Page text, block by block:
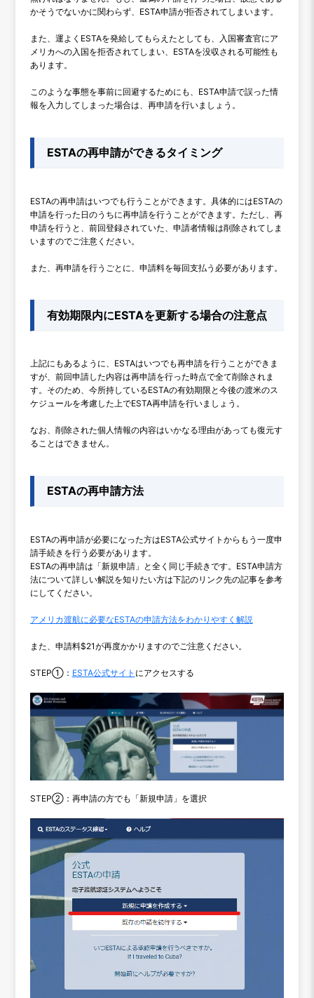
かそうでないかに関わらず、ESTA申請が拒否されてしまいます。
また、運よくESTAを発給してもらえたとしても、入国審査官にア
メリカへの入国を拒否されてしまい、ESTAを没収される可能性も
あります。
このような事態を事前に回避するためにも、ESTA申請で誤った情
報を入力してしまった場合は、再申請を行いましょう。
ESTAの再申請ができるタイミング
ESTAの再申請はいつでも行うことができます。具体的にはESTAの
申請を行った日のうちに再申請を行うことができます。ただし、再
申請を行うと、前回登録されていた、申請者情報は削除されてしま
いますのでご注意ください。
また、再申請を行うごとに、申請料を毎回支払う必要があります。
有効期限内にESTAを更新する場合の注意点
上記にもあるように、ESTAはいつでも再申請を行うことができま
すが、前回申請した内容は再申請を行った時点で全て削除されま
す。そのため、今所持しているESTAの有効期限と今後の渡米のス
ケジュールを考慮した上でESTA再申請を行いましょう。
なお、削除された個人情報の内容はいかなる理由があっても復元す
ることはできません。
ESTAの再申請方法
ESTAの再申請が必要になった方はESTA公式サイトからもう一度申
請手続きを行う必要があります。
ESTAの再申請は「新規申請」と全く同じ手続きです。ESTA申請方
法について詳しい解説を知りたい方は下記のリンク先の記事を参考
にしてください。
アメリカ渡航に必要なESTAの申請方法をわかりやすく解説
また、申請料$21が再度かかりますのでご注意ください。
STEP①： ESTA公式サイト にアクセスする
STEP②：再申請の方でも「新規申請」を選択